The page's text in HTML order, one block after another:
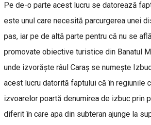
Pe de-o parte acest lucru se datorează
este unul care necesită parcurgerea unei
pas, iar pe de altă parte pentru că nu se
promovate obiective turistice din Banatul
unde izvorăște râul Caraș se numește
acest lucru datorită faptului că în regiunile
izvoarelor poartă denumirea de izbuc prin
diferit în care apa din subteran ajunge la